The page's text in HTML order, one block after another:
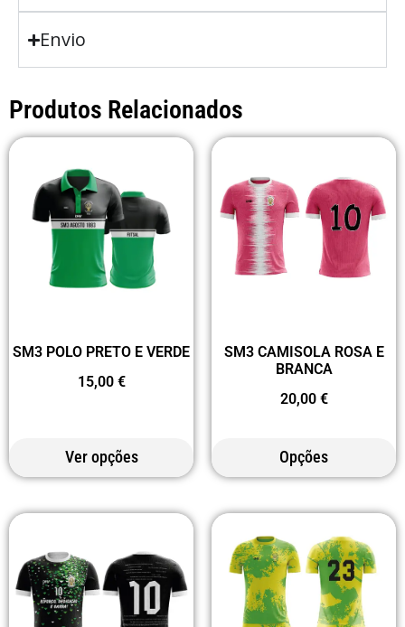
Envio
Produtos Relacionados
SM3 POLO PRETO E VERDE
15,00 €
Ver opções
SM3 CAMISOLA ROSA E
BRANCA
20,00 €
Opções